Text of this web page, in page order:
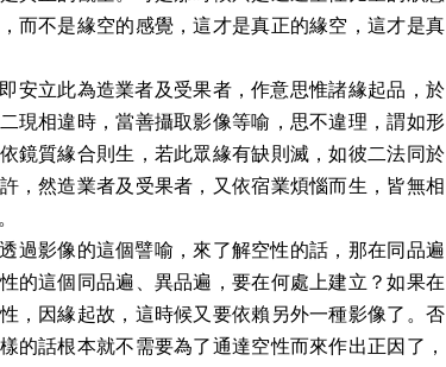
而不是緣空的感覺，這才是真正的緣空，這才是真
安立此為造業者及受果者，作意思惟諸緣起品，於
現相違時，當善攝取影像等喻，思不違理，謂如形
鏡質緣合則生，若此眾緣有缺則滅，如彼二法同於
，然造業者及受果者，又依宿業煩惱而生，皆無相
過影像的這個譬喻，來了解空性的話，那在同品遍
的這個同品遍、異品遍，要在何處上建立？如果在
，因緣起故，這時候又要依賴另外一種影像了。否
的話根本就不需要為了通達空性而來作出正因了，